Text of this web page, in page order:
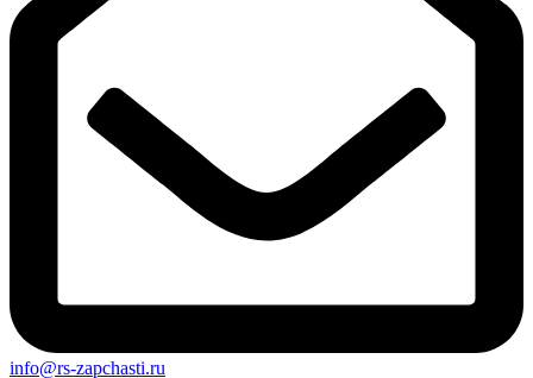
info@rs-zapchasti.ru